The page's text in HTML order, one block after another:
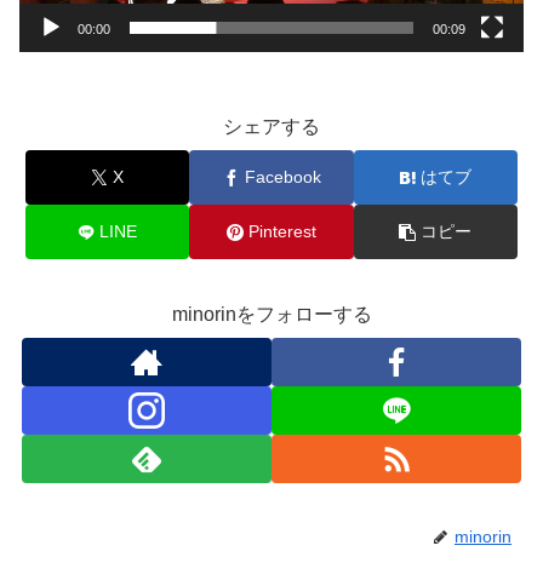
00:00 00:09
シェアする
X Facebook はてブ
LINE Pinterest コピー
minorinをフォローする
minorin